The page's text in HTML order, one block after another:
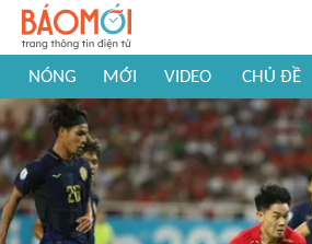
NÓNG MỚI VIDEO CHỦ ĐỀ
#Tuyển sinh đại học 2026 #Trí tuệ nhân tạo
#Khám phá Việt Nam
#Khám phá thế giới